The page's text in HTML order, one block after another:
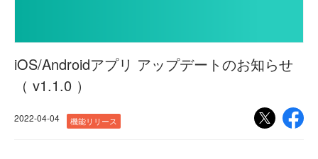
iOS/Androidアプリ アップデートのお知らせ
（ v1.1.0 ）
2022-04-04 機能リリース